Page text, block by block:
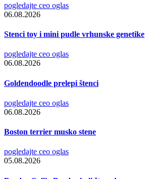
pogledajte ceo oglas
06.08.2026
Stenci toy i mini pudle vrhunske genetike
pogledajte ceo oglas
06.08.2026
Goldendoodle prelepi štenci
pogledajte ceo oglas
06.08.2026
Boston terrier musko stene
pogledajte ceo oglas
05.08.2026